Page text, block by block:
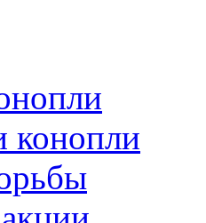
конопли